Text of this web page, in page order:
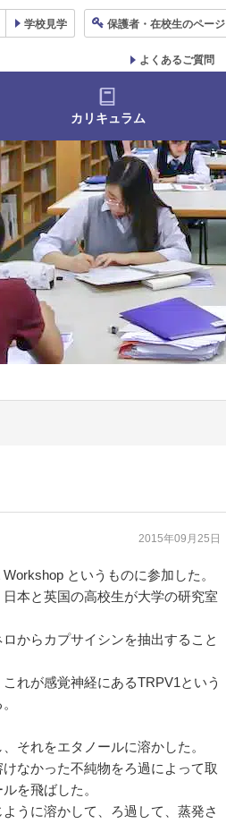
学校見学 保護者 ・在校生のページ
よくあるご質問
カリキュラム
2015年09月25日
というものに参加した。
本と英国の高校生が大学の研究室
からカプサイシンを抽出すること
れが感覚神経にあるTRPV1という
それをエタノールに溶かした。
なかった不純物をろ過によって取
を飛ばした。
うに溶かして、ろ過して、蒸発さ